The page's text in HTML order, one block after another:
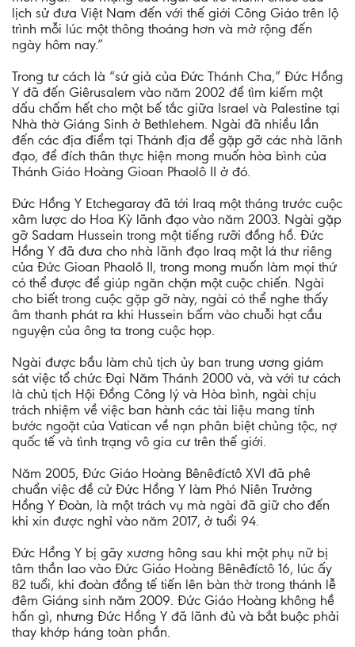
lịch sử đưa Việt Nam đến với thế giới Công Giáo trên lộ
trình mỗi lúc một thông thoáng hơn và mở rộng đến
ngày hôm nay.”
Trong tư cách là “sứ giả của Đức Thánh Cha,” Đức Hồng
Y đã đến Giêrusalem vào năm 2002 để tìm kiếm một
dấu chấm hết cho một bế tắc giữa Israel và Palestine tại
Nhà thờ Giáng Sinh ở Bethlehem. Ngài đã nhiều lần
đến các địa điểm tại Thánh địa để gặp gỡ các nhà lãnh
đạo, để đích thân thực hiện mong muốn hòa bình của
Thánh Giáo Hoàng Gioan Phaolô II ở đó.
Đức Hồng Y Etchegaray đã tới Iraq một tháng trước cuộc
xâm lược do Hoa Kỳ lãnh đạo vào năm 2003. Ngài gặp
gỡ Sadam Hussein trong một tiếng rưỡi đồng hồ. Đức
Hồng Y đã đưa cho nhà lãnh đạo Iraq một lá thư riêng
của Đức Gioan Phaolô II, trong mong muốn làm mọi thứ
có thể được để giúp ngăn chặn một cuộc chiến. Ngài
cho biết trong cuộc gặp gỡ này, ngài có thể nghe thấy
âm thanh phát ra khi Hussein bấm vào chuỗi hạt cầu
nguyện của ông ta trong cuộc họp.
Ngài được bầu làm chủ tịch ủy ban trung ương giám
sát việc tổ chức Đại Năm Thánh 2000 và, và với tư cách
là chủ tịch Hội Đồng Công lý và Hòa bình, ngài chịu
trách nhiệm về việc ban hành các tài liệu mang tính
bước ngoặt của Vatican về nạn phân biệt chủng tộc, nợ
quốc tế và tình trạng vô gia cư trên thế giới.
Năm 2005, Đức Giáo Hoàng Bênêđíctô XVI đã phê
chuẩn việc đề cử Đức Hồng Y làm Phó Niên Trưởng
Hồng Y Đoàn, là một trách vụ mà ngài đã giữ cho đến
khi xin được nghỉ vào năm 2017, ở tuổi 94.
Đức Hồng Y bị gãy xương hông sau khi một phụ nữ bị
tâm thần lao vào Đức Giáo Hoàng Bênêđíctô 16, lúc ấy
82 tuổi, khi đoàn đồng tế tiến lên bàn thờ trong thánh lễ
đêm Giáng sinh năm 2009. Đức Giáo Hoàng không hề
hấn gì, nhưng Đức Hồng Y đã lãnh đủ và bắt buộc phải
thay khớp háng toàn phần.